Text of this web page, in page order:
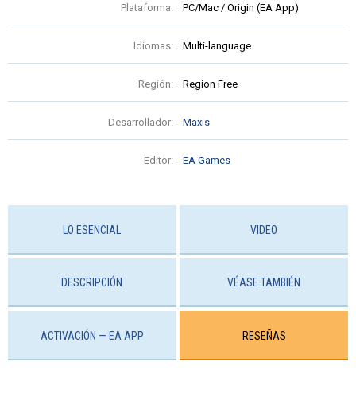
Plataforma: PC/Mac / Origin (EA App)
Idiomas: Multi-language
Región: Region Free
Desarrollador: Maxis
Editor: EA Games
LO ESENCIAL VIDEO
DESCRIPCIÓN VÉASE TAMBIÉN
ACTIVACIÓN — EA APP RESEÑAS